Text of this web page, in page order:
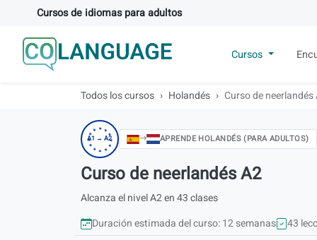
Cursos de idiomas para adultos
Cursos
Todos los cursos Holandés Curso de neerlandés
★ ★
★
★
★
★
★
★
★
★
★
★
A1 → A2 APRENDE HOLANDÉS (PARA ADULTOS)
Curso de neerlandés A2
Alcanza el nivel A2 en 43 clases
Duración estimada del curso: 12 semanas
43